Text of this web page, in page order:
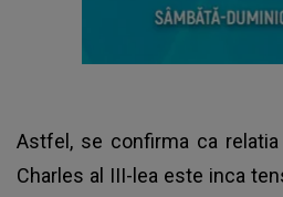
Astfel, se confirma ca
Charles al III-lea este inca